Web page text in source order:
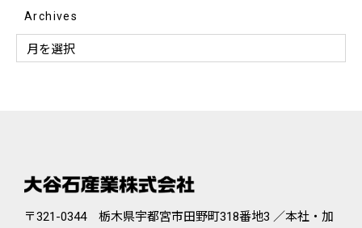
Archives
〒321-0344 栃木県宇都宮市田野町318番地3 ／本社・加